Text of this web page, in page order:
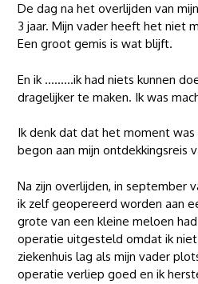
De dag na het overlijden van
3 jaar. Mijn vader heeft het niet
Een groot gemis is wat blijft.
En ik ………ik had niets kunnen
dragelijker te maken. Ik was
Ik denk dat dat het moment
begon aan mijn ontdekkingsreis
Na zijn overlijden, in september
ik zelf geopereerd worden aan
grote van een kleine meloen
operatie uitgesteld omdat ik
ziekenhuis lag als mijn vader
operatie verliep goed en ik